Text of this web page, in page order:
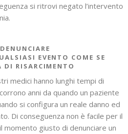
si ritrovi negato l’intervento
EVENTO COME SE
DI RISARCIMENTO
medici hanno lunghi tempi di
anni da quando un paziente
si configura un reale danno ed
Di conseguenza non è facile per il
momento giusto di denunciare un